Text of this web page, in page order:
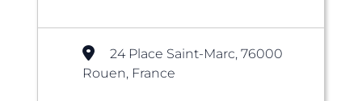
24 Place Saint-Marc, 76000
Rouen, France